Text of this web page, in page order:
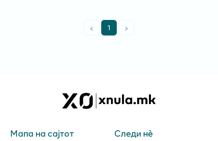
1
Мапа на сајтот Следи нè